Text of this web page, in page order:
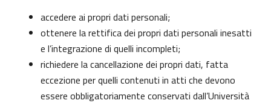
accedere ai propri dati personali;
ottenere la rettifica dei propri dati personali inesatti
e l’integrazione di quelli incompleti;
richiedere la cancellazione dei propri dati, fatta
eccezione per quelli contenuti in atti che devono
essere obbligatoriamente conservati dall’Università